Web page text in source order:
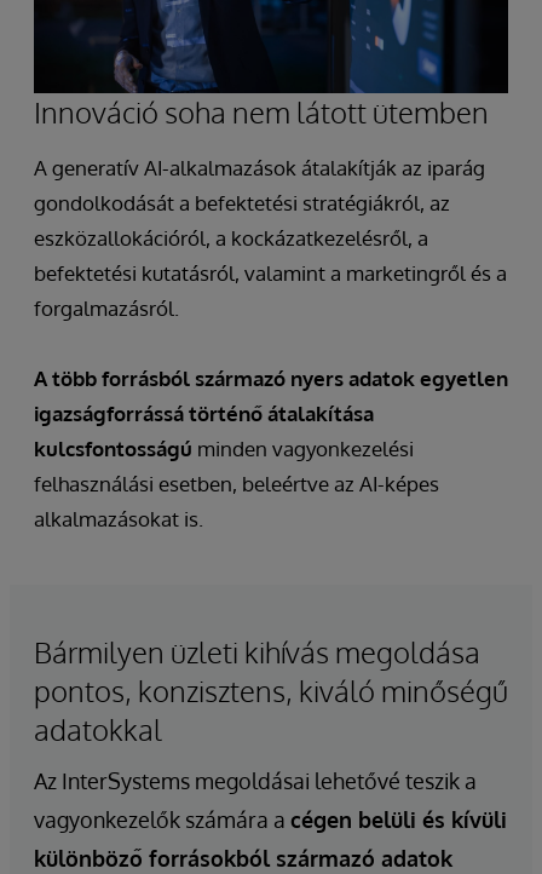
Innováció soha nem látott ütemben
A generatív AI-alkalmazások átalakítják az iparág
gondolkodását a befektetési stratégiákról, az
eszközallokációról, a kockázatkezelésről, a
befektetési kutatásról, valamint a marketingről és a
forgalmazásról.
A több forrásból származó nyers adatok egyetlen
igazságforrássá történő átalakítása
kulcsfontosságú minden vagyonkezelési
felhasználási esetben, beleértve az AI-képes
alkalmazásokat is.
Bármilyen üzleti kihívás megoldása
pontos, konzisztens, kiváló minőségű
adatokkal
Az InterSystems megoldásai lehetővé teszik a
vagyonkezelők számára a cégen belüli és kívüli
különböző forrásokból származó adatok